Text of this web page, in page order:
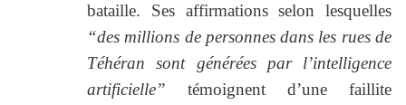
bataille. Ses affirmations selon lesquelles
“des millions de personnes dans les rues de
Téhéran sont générées par l’intelligence
artificielle” témoignent d’une faillite